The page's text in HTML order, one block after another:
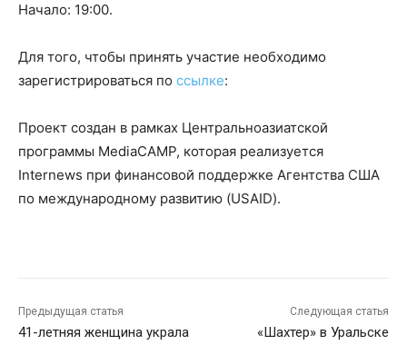
Начало: 19:00.
Для того, чтобы принять участие необходимо
зарегистрироваться по ссылке:
Проект создан в рамках Центральноазиатской
программы MediaCAMP, которая реализуется
Internews при финансовой поддержке Агентства США
по международному развитию (USAID).
Предыдущая статья
41-летняя женщина украла
Следующая статья
«Шахтер» в Уральске